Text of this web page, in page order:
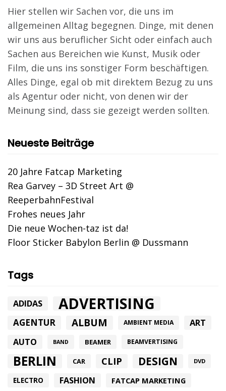
Hier stellen wir Sachen vor, die uns im
allgemeinen Alltag begegnen. Dinge, mit denen
wir uns aus beruflicher Sicht oder einfach auch
Sachen aus Bereichen wie Kunst, Musik oder
Film, die uns ins sonstiger Form beschäftigen.
Alles Dinge, egal ob mit direktem Bezug zu uns
als Agentur oder nicht, von denen wir der
Meinung sind, dass sie gezeigt werden sollten.
Neueste Beiträge
20 Jahre Fatcap Marketing
Rea Garvey – 3D Street Art @
ReeperbahnFestival
Frohes neues Jahr
Die neue Wochen-taz ist da!
Floor Sticker Babylon Berlin @ Dussmann
Tags
ADIDAS ADVERTISING
AGENTUR ALBUM AMBIENT MEDIA ART
AUTO BAND BEAMER BEAMVERTISING
BERLIN CAR CLIP DESIGN DVD
ELECTRO FASHION FATCAP MARKETING